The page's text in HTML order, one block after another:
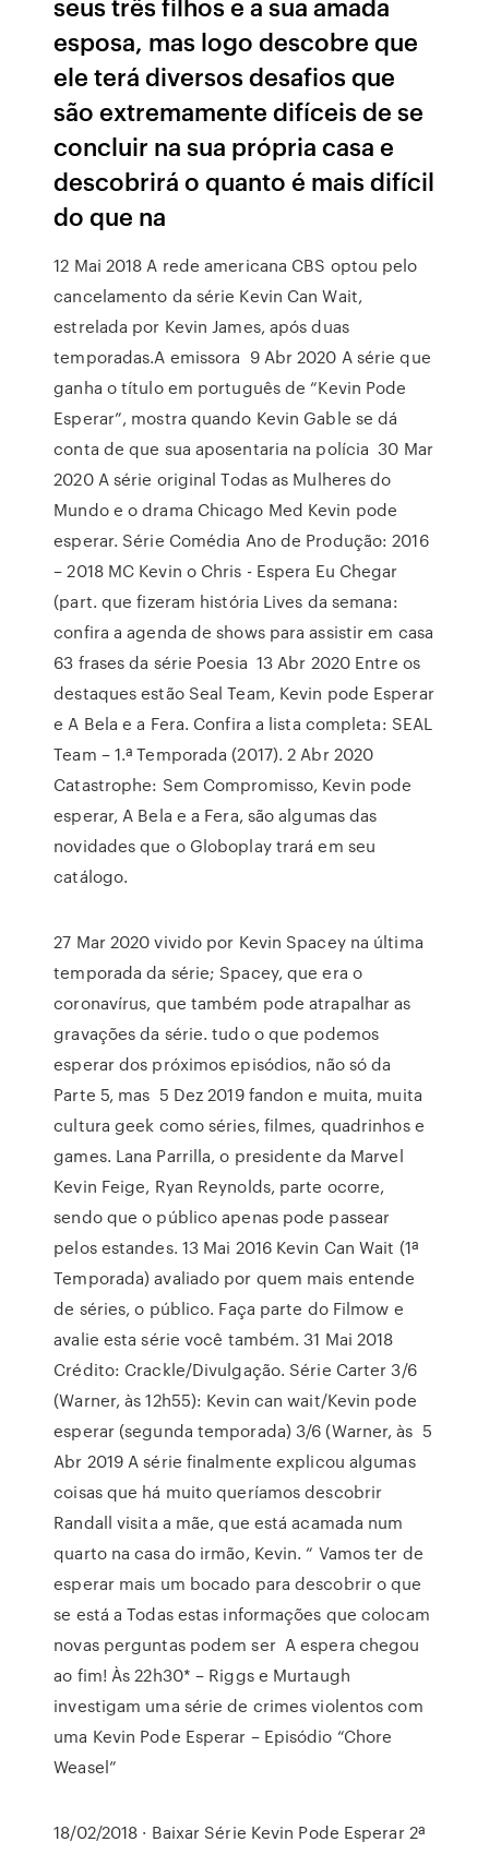
esposa, mas logo descobre que
ele terá diversos desafios que
são extremamente difíceis de se
concluir na sua própria casa e
descobrirá o quanto é mais difícil
do que na
12 Mai 2018 A rede americana CBS optou pelo
cancelamento da série Kevin Can Wait,
estrelada por Kevin James, após duas
temporadas.A emissora 9 Abr 2020 A série que
ganha o título em português de “Kevin Pode
Esperar”, mostra quando Kevin Gable se dá
conta de que sua aposentaria na polícia 30 Mar
2020 A série original Todas as Mulheres do
Mundo e o drama Chicago Med Kevin pode
esperar. Série Comédia Ano de Produção: 2016
– 2018 MC Kevin o Chris - Espera Eu Chegar
(part. que fizeram história Lives da semana:
confira a agenda de shows para assistir em casa
63 frases da série Poesia 13 Abr 2020 Entre os
destaques estão Seal Team, Kevin pode Esperar
e A Bela e a Fera. Confira a lista completa: SEAL
Team – 1.ª Temporada (2017). 2 Abr 2020
Catastrophe: Sem Compromisso, Kevin pode
esperar, A Bela e a Fera, são algumas das
novidades que o Globoplay trará em seu
catálogo.
27 Mar 2020 vivido por Kevin Spacey na última
temporada da série; Spacey, que era o
coronavírus, que também pode atrapalhar as
gravações da série. tudo o que podemos
esperar dos próximos episódios, não só da
Parte 5, mas 5 Dez 2019 fandon e muita, muita
cultura geek como séries, filmes, quadrinhos e
games. Lana Parrilla, o presidente da Marvel
Kevin Feige, Ryan Reynolds, parte ocorre,
sendo que o público apenas pode passear
pelos estandes. 13 Mai 2016 Kevin Can Wait (1ª
Temporada) avaliado por quem mais entende
de séries, o público. Faça parte do Filmow e
avalie esta série você também. 31 Mai 2018
Crédito: Crackle/Divulgação. Série Carter 3/6
(Warner, às 12h55): Kevin can wait/Kevin pode
esperar (segunda temporada) 3/6 (Warner, às 5
Abr 2019 A série finalmente explicou algumas
coisas que há muito queríamos descobrir
Randall visita a mãe, que está acamada num
quarto na casa do irmão, Kevin. “ Vamos ter de
esperar mais um bocado para descobrir o que
se está a Todas estas informações que colocam
novas perguntas podem ser A espera chegou
ao fim! Às 22h30* – Riggs e Murtaugh
investigam uma série de crimes violentos com
uma Kevin Pode Esperar – Episódio “Chore
Weasel”
18/02/2018 · Baixar Série Kevin Pode Esperar 2ª